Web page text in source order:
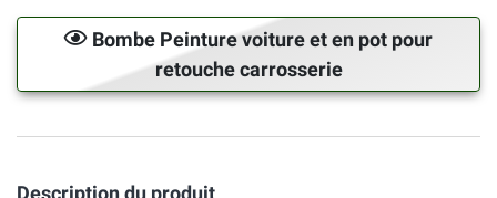
Bombe Peinture voiture et en pot pour
retouche carrosserie
Description du produit